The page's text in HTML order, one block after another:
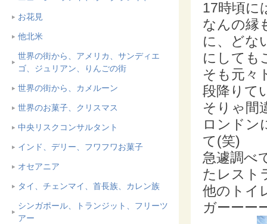
お花見
他北米
世界の街から、アメリカ、サンディエ
ゴ、ジュリアン、りんごの街
世界の街から、カメルーン
世界のお菓子、クリスマス
中央リスクコンサルタント
インド、デリー、フワフワお菓子
オセアニア
タイ、チェンマイ、首長族、カレン族
シンガポール、トランジット、フリーツ
アー
17時頃に
なんの縁
に、どな
にしても
そも元々
段降りて
そりゃ間
ロンドン
て(笑)
急遽調べ
たレスト
他のトイ
ガーーー